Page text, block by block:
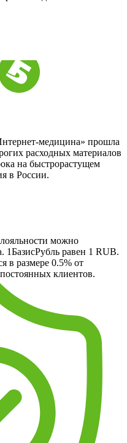
медицина» прошла
расходных материалов
на быстрорастущем
в России.
можно
1БазисРубль равен 1 RUB.
в размере 0.5% от
клиентов.